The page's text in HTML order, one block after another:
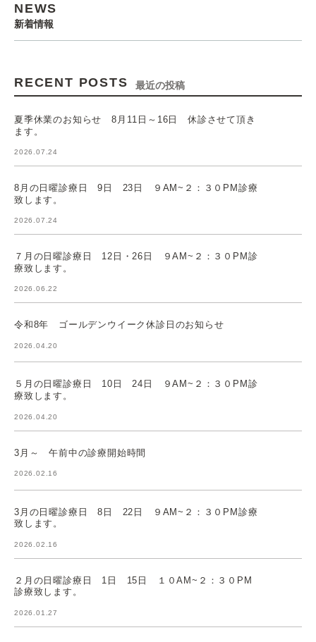
NEWS
新着情報
RECENT POSTS 最近の投稿
夏季休業のお知らせ 8月11日～16日 休診させて頂き
ます。
2026.07.24
8月の日曜診療日 9日 23日 ９AM~２：３０PM診療
致します。
2026.07.24
７月の日曜診療日 12日・26日 ９AM~２：３０PM診
療致します。
2026.06.22
令和8年 ゴールデンウイーク休診日のお知らせ
2026.04.20
５月の日曜診療日 10日 24日 ９AM~２：３０PM診
療致します。
2026.04.20
3月～ 午前中の診療開始時間
2026.02.16
3月の日曜診療日 8日 22日 ９AM~２：３０PM診療
致します。
2026.02.16
２月の日曜診療日 1日 15日 １０AM~２：３０PM
診療致します。
2026.01.27